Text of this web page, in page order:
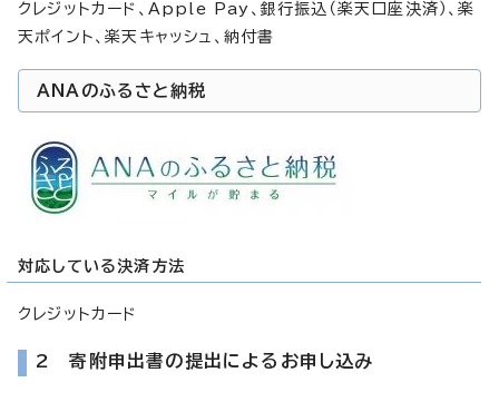
クレジットカード、Apple Pay、銀行振込（楽天口座決済）、楽
天ポイント、楽天キャッシュ、納付書
ANAのふるさと納税
対応している決済方法
クレジットカード
2 寄附申出書の提出によるお申し込み